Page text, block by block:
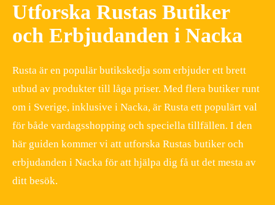
Utforska Rustas Butiker
och Erbjudanden i Nacka
Rusta är en populär butikskedja som erbjuder ett brett
utbud av produkter till låga priser. Med flera butiker runt
om i Sverige, inklusive i Nacka, är Rusta ett populärt val
för både vardagsshopping och speciella tillfällen. I den
här guiden kommer vi att utforska Rustas butiker och
erbjudanden i Nacka för att hjälpa dig få ut det mesta av
ditt besök.